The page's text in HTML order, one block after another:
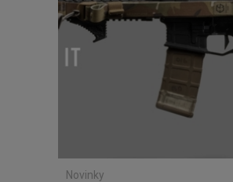
Novinky